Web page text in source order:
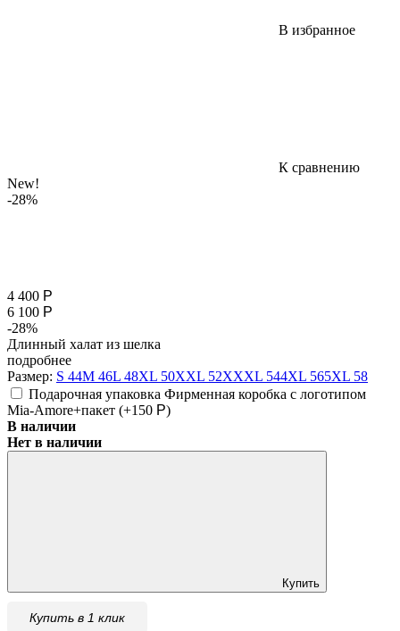
В избранное
К сравнению
New!
-28%
4 400 Р
6 100 Р
-28%
Длинный халат из шелка
подробнее
Размер: S 44M 46L 48XL 50XXL 52XXXL 544XL 565XL 58
Подарочная упаковка Фирменная коробка с логотипом
Mia-Amore+пакет (+150 Р)
В наличии
Нет в наличии
Купить
Купить в 1 клик